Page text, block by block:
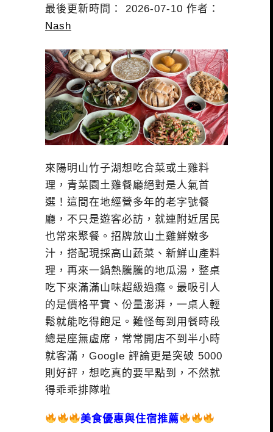
最後更新時間： 2026-07-10 作者：
Nash
來陽明山竹子湖想吃合菜或土雞料
理，青菜園土雞餐廳絕對是人氣首
選！這間在地經營多年的老字號餐
廳，不只是遊客必訪，就連附近居民
也常來聚餐。招牌放山土雞鮮嫩多
汁，搭配現採高山蔬菜、新鮮山產料
理，再來一鍋熱騰騰的地瓜湯，整桌
吃下來滿滿山味超級過癮。最吸引人
的是價格平實、份量澎湃，一桌人輕
鬆就能吃得飽足。難怪每到用餐時段
總是座無虛席，常常開店不到半小時
就客滿，Google 評論更是突破 5000
則好評，想吃真的要早點到，不然就
得乖乖排隊啦
美食優惠與住宿推薦